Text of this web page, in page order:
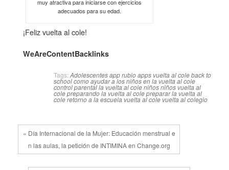
muy atractiva para iniciarse con ejercicios
adecuados para su edad.
¡Feliz vuelta al cole!
WeAreContentBacklinks
Tags: Adolescentesapp rubioapps vuelta al coleback to
schoolcomo ayudar a los niños en la vuelta al cole
control parentalla vuelta al coleniñosniños vuelta al
colepreparando la vuelta al colepreparar la vuelta al
coleretorno a la escuela vuelta al cole vuelta al colegio
« Día Internacional de la Mujer: Educación menstrual e
n las aulas, la petición de INTIMINA en Change.org